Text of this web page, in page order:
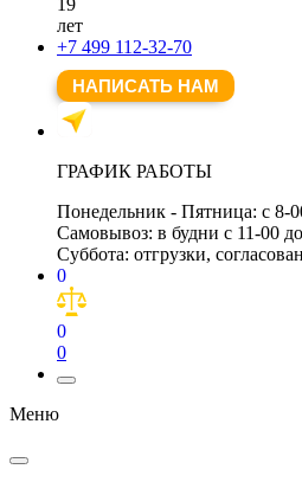
лет
+7 499 112-32-70
НАПИСАТЬ НАМ
ГРАФИК РАБОТЫ
Понедельник - Пятница: с 8-
Самовывоз: в будни с 11-00
Суббота: отгрузки,
0
0
0
Меню